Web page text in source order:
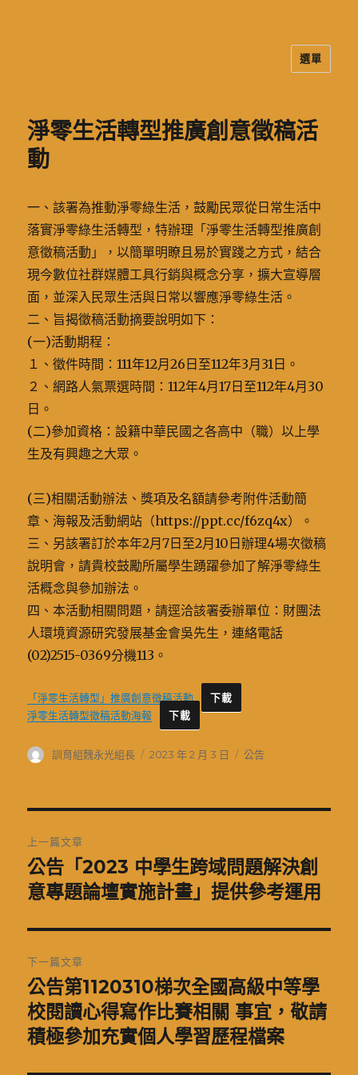
選單
淨零生活轉型推廣創意徵稿活
動
一、該署為推動淨零綠生活，鼓勵民眾從日常生活中
落實淨零綠生活轉型，特辦理「淨零生活轉型推廣創
意徵稿活動」，以簡單明瞭且易於實踐之方式，結合
現今數位社群媒體工具行銷與概念分享，擴大宣導層
面，並深入民眾生活與日常以響應淨零綠生活。
二、旨揭徵稿活動摘要說明如下：
(一)活動期程：
１、徵件時間：111年12月26日至112年3月31日。
２、網路人氣票選時間：112年4月17日至112年4月30
日。
(二)參加資格：設籍中華民國之各高中（職）以上學
生及有興趣之大眾。
(三)相關活動辦法、獎項及名額請參考附件活動簡
章、海報及活動網站（https://ppt.cc/f6zq4x）。
三、另該署訂於本年2月7日至2月10日辦理4場次徵稿
說明會，請貴校鼓勵所屬學生踴躍參加了解淨零綠生
活概念與參加辦法。
四、本活動相關問題，請逕洽該署委辦單位：財團法
人環境資源研究發展基金會吳先生，連絡電話
(02)2515-0369分機113。
「淨零生活轉型」推廣創意徵稿活動 下載
淨零生活轉型徵稿活動海報 下載
作
訓育組魏永光組長
發
2023 年 2 月 3 日
分
公告
章
導
覽
上一篇文章
上
一
文
章:
公告「2023 中學生跨域問題解決創
意專題論壇實施計畫」提供參考運用
下一篇文章
下
一
篇
公告第1120310梯次全國高級中等學
校閱讀心得寫作比賽相關 事宜，敬請
積極參加充實個人學習歷程檔案